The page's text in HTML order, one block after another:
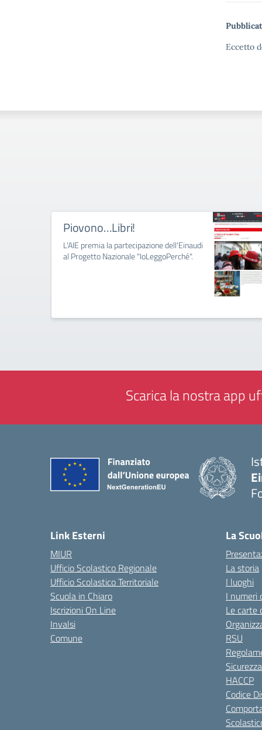
Eccetto
Piovono…Libri!
L'AIE premia la partecipazione dell'Einaudi
al Progetto Nazionale "IoLeggoPerché".
Scarica la nostra app
Link Esterni
MIUR
Ufficio Scolastico Regionale
Ufficio Scolastico Territoriale
Scuola in Chiaro
Iscrizioni On Line
Invalsi
Comune
La
La storia
I luoghi
I numeri
Le carte
RSU
Sicurezza
HACCP
Codice